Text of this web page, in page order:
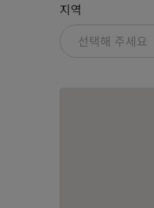
지역
선택해 주세요